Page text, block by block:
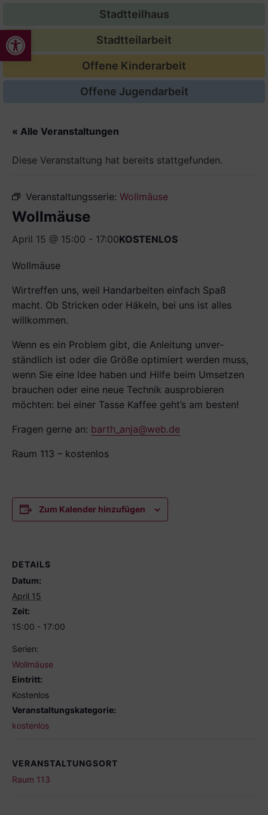
Werkzeugleiste öffnen
Stadtteilhaus
Stadtteilarbeit
Offene Kinderarbeit
Offene Jugendarbeit
« Alle Veranstaltungen
Diese Veranstaltung hat bereits stattgefunden.
Veranstaltungsserie: Wollmäuse
Wollmäuse
April 15 @ 15:00 - 17:00KOSTENLOS
Wollmäuse
Wirtreffen uns, weil Handarbeiten einfach Spaß
macht. Ob Stricken oder Häkeln, bei uns ist alles
willkommen.
Wenn es ein Problem gibt, die Anleitung unver­
ständlich ist oder die Größe optimiert werden muss,
wenn Sie eine Idee haben und Hilfe beim Umsetzen
brauchen oder eine neue Technik ausprobieren
möchten: bei einer Tasse Kaffee geht’s am besten!
Fragen gerne an: barth_anja@web.de
Raum 113 – kostenlos
Zum Kalender hinzufügen
DETAILS
Datum:
April 15
Zeit:
15:00 - 17:00
Serien:
Wollmäuse
Eintritt:
Kostenlos
Veranstaltungskategorie:
kostenlos
VERANSTALTUNGSORT
Raum 113